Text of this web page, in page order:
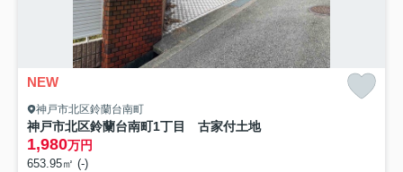
NEW
神戸市北区鈴蘭台南町
神戸市北区鈴蘭台南町1丁目 古家付土地
1,980万円
653.95㎡ (-)